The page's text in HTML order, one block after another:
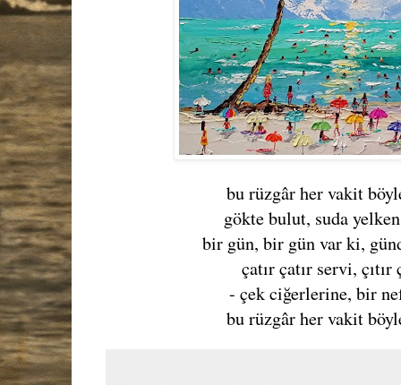
bu rüzgâr her vakit
gökte bulut, suda
bir gün, bir gün var ki,
çatır çatır servi, çıtır
- çek ciğerlerine, bir
bu rüzgâr her vakit